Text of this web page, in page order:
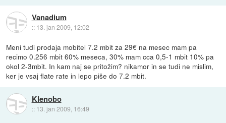
Vanadium
:: 13. jan 2009, 12:02
Meni tudi prodaja mobitel 7.2 mbit za 29€ na mesec mam pa
recimo 0.256 mbit 60% meseca, 30% mam cca 0,5-1 mbit 10% pa
okol 2-3mbit. In kam naj se pritožim? nikamor in se tudi ne mislim,
ker je vsaj flate rate in lepo piše do 7.2 mbit.
Klenobo
:: 13. jan 2009, 16:49